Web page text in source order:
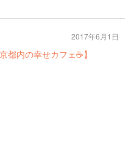
都内の幸せカフェ☕️】
2017年6月1日